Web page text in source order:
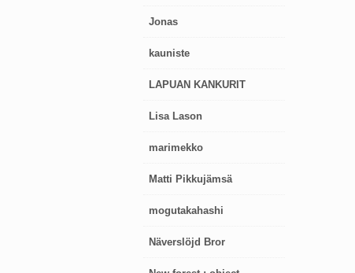
Jonas
kauniste
LAPUAN KANKURIT
Lisa Lason
marimekko
Matti Pikkujämsä
mogutakahashi
Näverslöjd Bror